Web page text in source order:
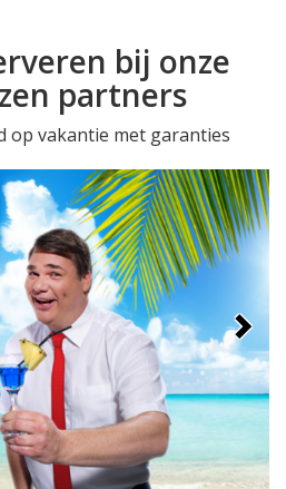
bij onze
partners
op vakantie met garanties